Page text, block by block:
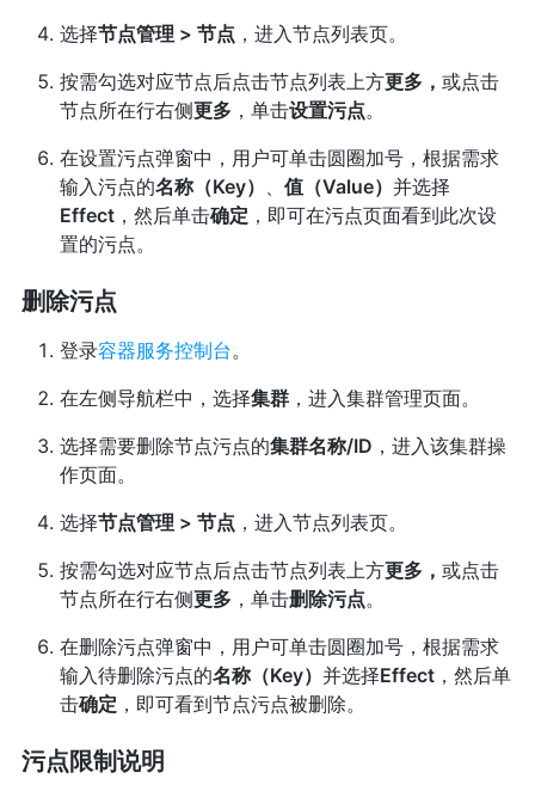
选择节点管理 > 节点 ，进入节点列表页。
按需勾选对应节点后点击节点列表上方更多， 或点击
节点所在行右侧更多，单击设置污点。
在设置污点弹窗中，用户可单击圆圈加号，根据需求
输入污点的名称（Key） 、 值（Value） 并选择
Effect，然后单击确定 ，即可在污点页面看到此次设
置的污点。
删除污点
登录容器服务控制台。
在左侧导航栏中，选择集群，进入集群管理页面。
选择需要删除节点污点的集群名称/ID ，进入该集群操
作页面。
选择节点管理 > 节点 ，进入节点列表页。
按需勾选对应节点后点击节点列表上方更多， 或点击
节点所在行右侧更多，单击删除污点。
在删除污点弹窗中，用户可单击圆圈加号，根据需求
输入待删除污点的名称（Key） 并选择Effect，然后单
击确定 ，即可看到节点污点被删除。
污点限制说明